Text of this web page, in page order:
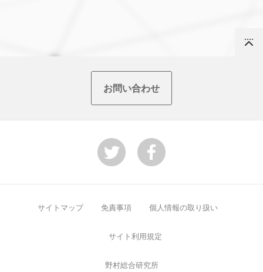
お問い合わせ
サイトマップ 免責事項 個人情報の取り扱い
サイト利用規定
野村総合研究所